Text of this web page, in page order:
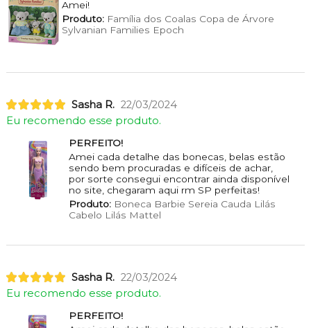
Amei!
Produto:Família dos Coalas Copa de Árvore
Sylvanian Families Epoch
Sasha R. 22/03/2024
Eu recomendo esse produto.
PERFEITO!
Amei cada detalhe das bonecas, belas estão
sendo bem procuradas e difíceis de achar,
por sorte consegui encontrar ainda disponível
no site, chegaram aqui rm SP perfeitas!
Produto:Boneca Barbie Sereia Cauda Lilás
Cabelo Lilás Mattel
Sasha R. 22/03/2024
Eu recomendo esse produto.
PERFEITO!